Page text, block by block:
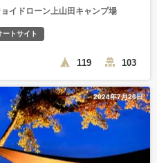
イドローン上山田キャンプ場
ートサイト
119 103
2024年7月26日